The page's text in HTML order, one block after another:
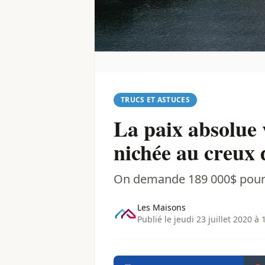
TRUCS ET ASTUCES
La paix absolue
nichée au creux
On demande 189 000$
Les Maisons
Publié le jeudi 23 juillet 2020 à